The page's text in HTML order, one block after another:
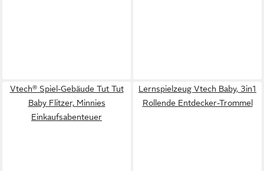
Vtech® Spiel-Gebäude Tut Tut
Baby Flitzer, Minnies
Einkaufsabenteuer
Lernspielzeug Vtech Baby, 3in1
Rollende Entdecker-Trommel